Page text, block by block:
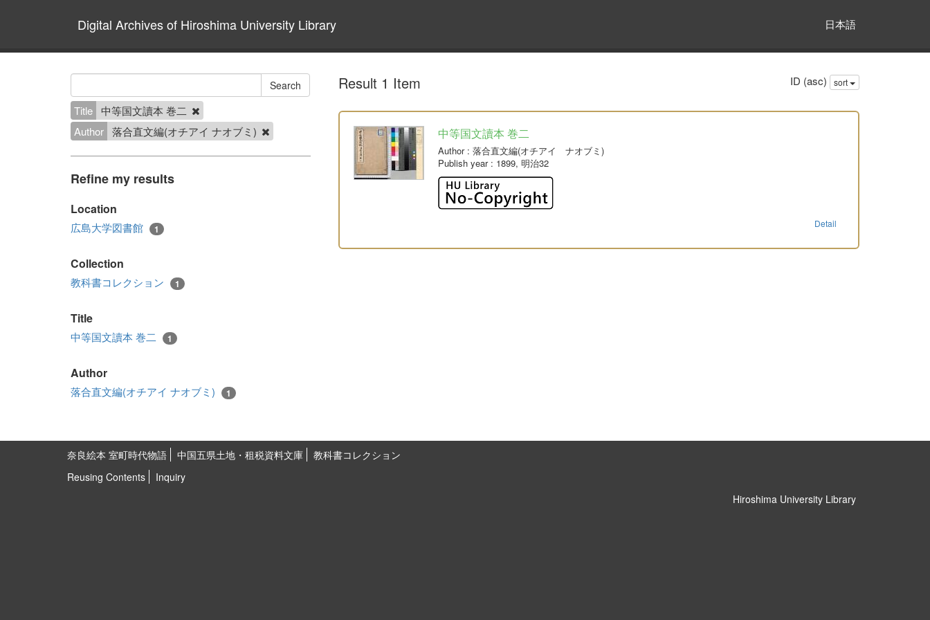
Digital Archives of Hiroshima University Library 日本語
Title 中等国文讀本 巻二
Author 落合直文編(オチアイ ナオブミ)
Refine my results
Location
広島大学図書館 1
Collection
教科書コレクション 1
Title
中等国文讀本 巻二 1
Author
落合直文編(オチアイ ナオブミ) 1
Result 1 Item ID (asc) sort
中等国文讀本 巻二
Author: 落合直文編(オチアイ ナオブミ)
Publish year: 1899, 明治32
Detail
奈良絵本 室町時代物語 中国五県土地・租税資料文庫
教科書コレクション
Reusing Contents
Inquiry
Hiroshima University Library